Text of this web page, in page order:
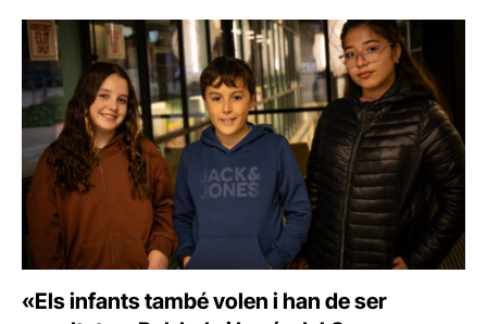
«Els infants també volen i han de ser